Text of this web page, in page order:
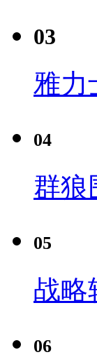
03
雅力
04
群狼
05
战略
06